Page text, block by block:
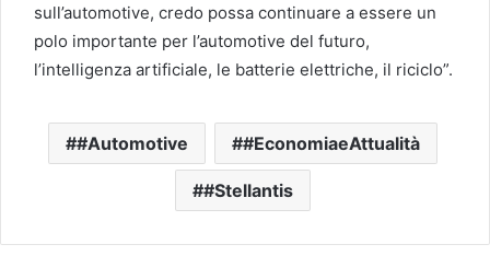
sull’automotive, credo possa continuare a essere un
polo importante per l’automotive del futuro,
l’intelligenza artificiale, le batterie elettriche, il riciclo”.
#Automotive #EconomiaeAttualità
#Stellantis